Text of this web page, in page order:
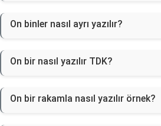
On binler nasıl ayrı yazılır?
On bir nasıl yazılır TDK?
On bir rakamla nasıl yazılır örnek?